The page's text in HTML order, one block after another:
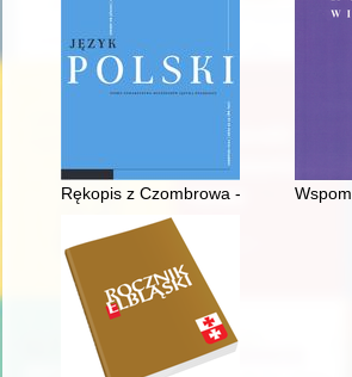
Rękopis z Czombrowa - recenzja]